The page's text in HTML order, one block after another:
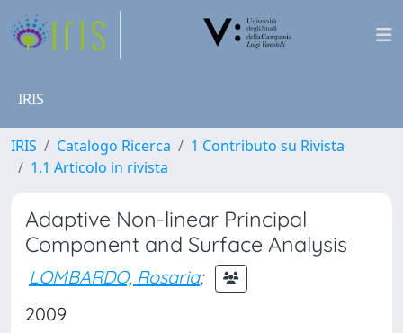
IRIS
IRIS Catalogo Ricerca
1 Contributo su Rivista
1.1 Articolo in rivista
Adaptive Non-linear Principal
Component and Surface Analysis
LOMBARDO, Rosaria;
2009